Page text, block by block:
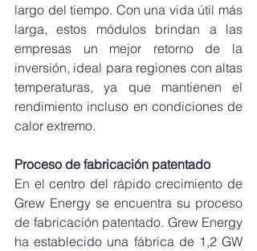
largo del tiempo. Con una vida útil más
larga, estos módulos brindan a las
empresas un mejor retorno de la
inversión, ideal para regiones con altas
temperaturas, ya que mantienen el
rendimiento incluso en condiciones de
calor extremo.
Proceso de fabricación patentado
En el centro del rápido crecimiento de
Grew Energy se encuentra su proceso
de fabricación patentado. Grew Energy
ha establecido una fábrica de 1,2 GW